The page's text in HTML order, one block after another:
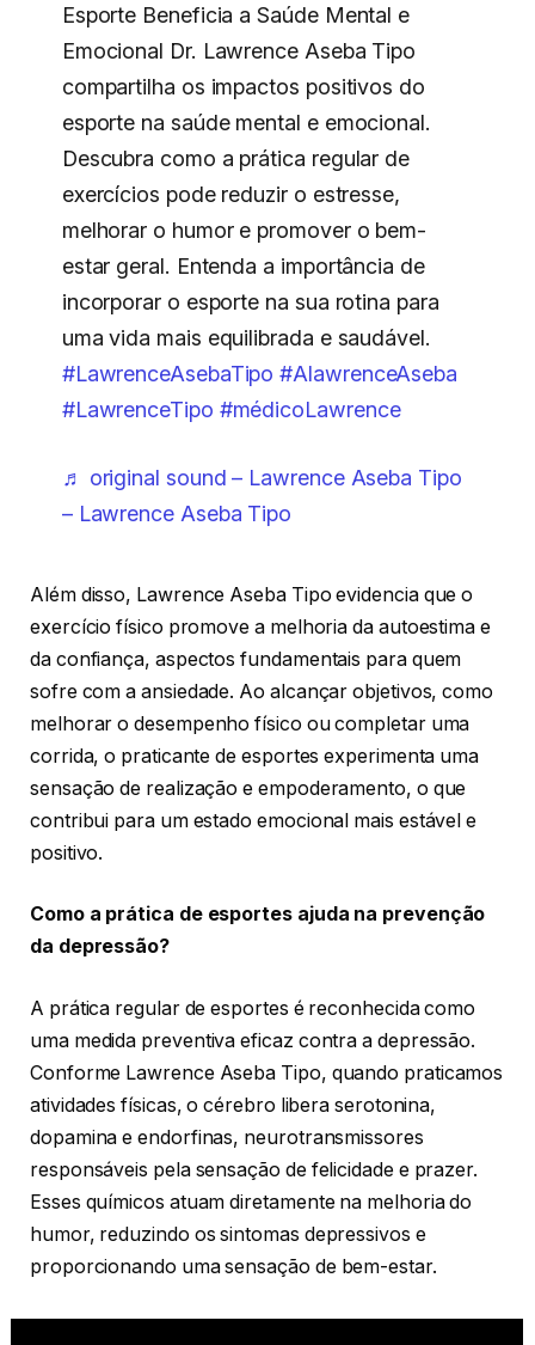
Esporte Beneficia a Saúde Mental e
Emocional Dr. Lawrence Aseba Tipo
compartilha os impactos positivos do
esporte na saúde mental e emocional.
Descubra como a prática regular de
exercícios pode reduzir o estresse,
melhorar o humor e promover o bem-
estar geral. Entenda a importância de
incorporar o esporte na sua rotina para
uma vida mais equilibrada e saudável.
#LawrenceAsebaTipo #AlawrenceAseba
#LawrenceTipo #médicoLawrence
♬ original sound – Lawrence Aseba Tipo
– Lawrence Aseba Tipo
Além disso, Lawrence Aseba Tipo evidencia que o
exercício físico promove a melhoria da autoestima e
da confiança, aspectos fundamentais para quem
sofre com a ansiedade. Ao alcançar objetivos, como
melhorar o desempenho físico ou completar uma
corrida, o praticante de esportes experimenta uma
sensação de realização e empoderamento, o que
contribui para um estado emocional mais estável e
positivo.
Como a prática de esportes ajuda na prevenção
da depressão?
A prática regular de esportes é reconhecida como
uma medida preventiva eficaz contra a depressão.
Conforme Lawrence Aseba Tipo, quando praticamos
atividades físicas, o cérebro libera serotonina,
dopamina e endorfinas, neurotransmissores
responsáveis pela sensação de felicidade e prazer.
Esses químicos atuam diretamente na melhoria do
humor, reduzindo os sintomas depressivos e
proporcionando uma sensação de bem-estar.